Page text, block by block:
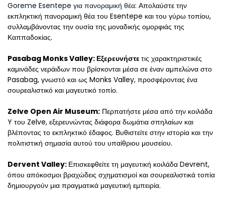
Goreme Esentepe για πανοραμική θέα: Απολαύστε την
εκπληκτική πανοραμική θέα του Esentepe και του γύρω τοπίου,
συλλαμβάνοντας την ουσία της μοναδικής ομορφιάς της
Καππαδοκίας.
Pasabag Monks Valley: Εξερευνήστε τις χαρακτηριστικές
καμινάδες νεράιδων που βρίσκονται μέσα σε έναν αμπελώνα στο
Pasabag, γνωστό και ως Monks Valley, προσφέροντας ένα
σουρεαλιστικό και μαγευτικό τοπίο.
Zelve Open Air Museum: Περπατήστε μέσα από την κοιλάδα
Y του Zelve, εξερευνώντας διάφορα δωμάτια σπηλαίων και
βλέποντας το εκπληκτικό έδαφος. Βυθιστείτε στην ιστορία και την
πολιτιστική σημασία αυτού του υπαίθριου μουσείου.
Dervent Valley: Επισκεφθείτε τη μαγευτική κοιλάδα Devrent,
όπου απόκοσμοι βραχώδεις σχηματισμοί και σουρεαλιστικά τοπία
δημιουργούν μια πραγματικά μαγευτική εμπειρία.